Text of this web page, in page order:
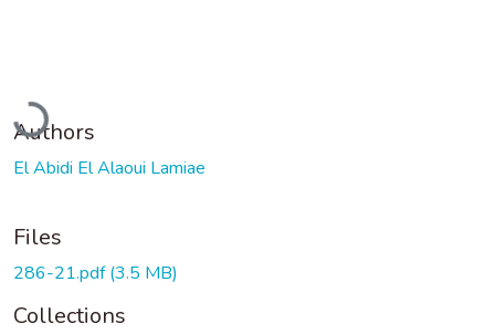
Loading...
Authors
El Abidi El Alaoui Lamiae
Files
286-21.pdf(3.5 MB)
Collections